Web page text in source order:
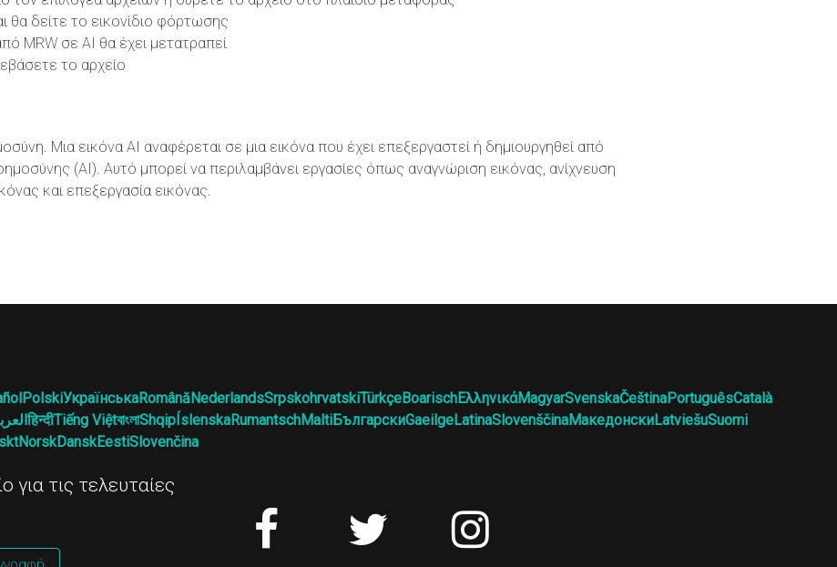
θα δείτε το εικονίδιο φόρτωσης
MRW σε AI θα έχει μετατραπεί
το αρχείο
Μια εικόνα AI αναφέρεται σε μια εικόνα που έχει επεξεργαστεί ή δημιουργηθεί από
(AI). Αυτό μπορεί να περιλαμβάνει εργασίες όπως αναγνώριση εικόνας, ανίχνευση
και επεξεργασία εικόνας.
PolskiУкраїнськаRomânăNederlandsSrpskohrvatskiTürkçeBoarischΕλληνικάMagyarSvenskaČeštinaPortuguêsCatalà
हिन्दीTiếng ViệtবাংলাShqipÍslenskaRumantschMaltiБългарскиGaeilgeLatinaSlovenščinaМакедонскиLatviešuSuomi
NorskDanskEestiSlovenčina
για τις τελευταίες